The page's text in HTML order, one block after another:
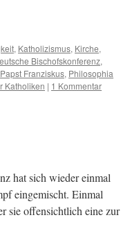
, Katholizismus, Kirche,
Bischofskonferenz,
Papst Franziskus, Philosophia
Katholiken | 1 Kommentar
hat sich wieder einmal
eingemischt. Einmal
sie offensichtlich eine zur